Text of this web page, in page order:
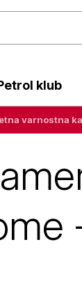
klub
varnostna